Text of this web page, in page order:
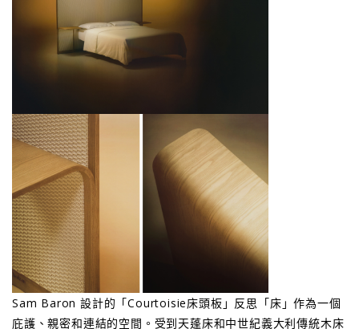
Sam Baron 設計的「Courtoisie床頭板」反思「床」作為一個
庇護、親密和連結的空間。受到天蓬床和中世紀義大利傳統木床